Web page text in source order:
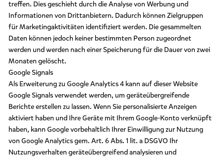
treffen. Dies geschieht durch die Analyse von Werbung und
Informationen von Drittanbietern. Dadurch können Zielgruppen
für Marketingaktivitäten identifiziert werden. Die gesammelten
Daten können jedoch keiner bestimmten Person zugeordnet
werden und werden nach einer Speicherung für die Dauer von zwei
Monaten gelöscht.
Google Signals
Als Erweiterung zu Google Analytics 4 kann auf dieser Website
Google Signals verwendet werden, um geräteübergreifende
Berichte erstellen zu lassen. Wenn Sie personalisierte Anzeigen
aktiviert haben und Ihre Geräte mit Ihrem Google-Konto verknüpft
haben, kann Google vorbehaltlich Ihrer Einwilligung zur Nutzung
von Google Analytics gem. Art. 6 Abs. 1 lit. a DSGVO Ihr
Nutzungsverhalten geräteübergreifend analysieren und